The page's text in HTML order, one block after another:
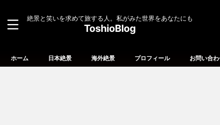
絶景と笑いを求めて旅する人。私がみた世界をあなたにも
ToshioBlog
ホーム 日本絶景 海外絶景 プロフィール お問い合